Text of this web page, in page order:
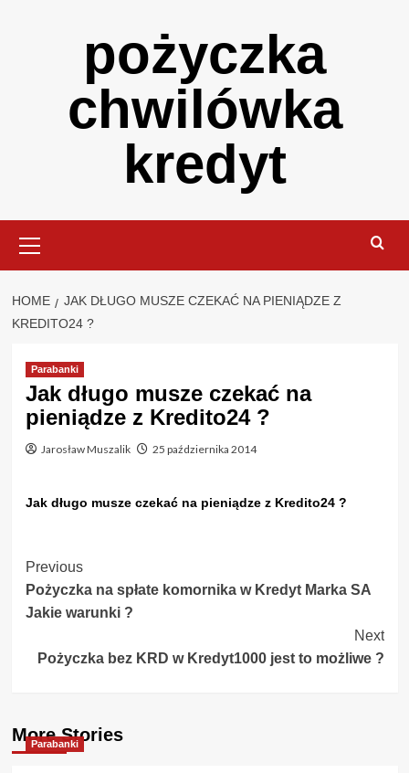
pożyczka
chwilówka
kredyt
Menu
HOME
JAK DŁUGO MUSZE CZEKAĆ NA PIENIĄDZE Z
KREDITO24 ?
Parabanki
Jak długo musze czekać na
pieniądze z Kredito24 ?
Jarosław Muszalik 25 października 2014
Jak długo musze czekać na pieniądze z Kredito24 ?
Post
Navigation
Previous
Pożyczka na spłate komornika w Kredyt Marka SA
Jakie warunki ?
Next
Pożyczka bez KRD w Kredyt1000 jest to możliwe ?
More Stories
Parabanki